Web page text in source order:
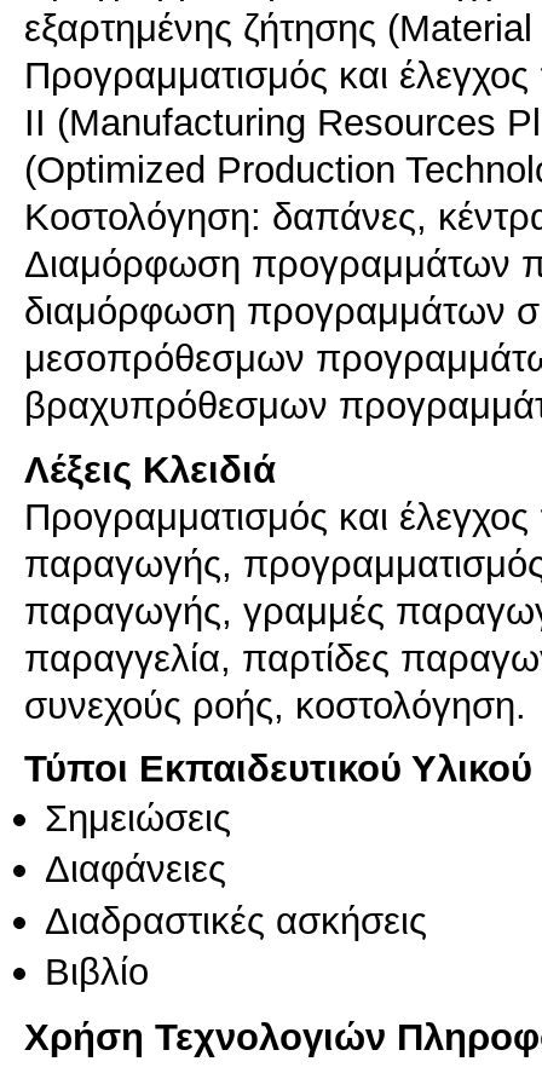
εξαρτημένης ζήτησης
Προγραμματισμός και
II (Manufacturing Resources
(Optimized Production
Κοστολόγηση: δαπάνες,
Διαμόρφωση προγραμμάτων
διαμόρφωση προγραμμάτων
μεσοπρόθεσμων
βραχυπρόθεσμων
Λέξεις Κλειδιά
Προγραμματισμός και
παραγωγής,
παραγωγής, γραμμές
παραγγελία, παρτίδες
συνεχούς ροής, κοστολόγηση.
Τύποι Εκπαιδευτικού Υλικού
Σημειώσεις
Διαφάνειες
Διαδραστικές ασκήσεις
Βιβλίο
Χρήση Τεχνολογιών